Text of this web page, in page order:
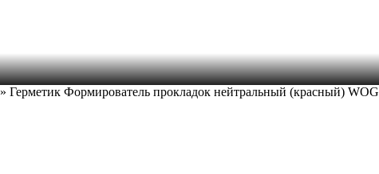
» Герметик Формирователь прокладок нейтральный (красный) WOG